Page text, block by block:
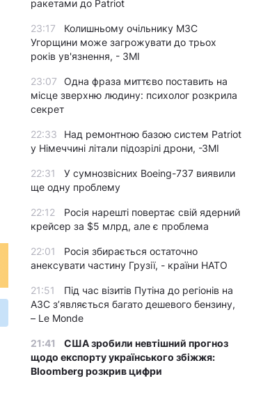
ракетами до Patriot
23:17
Колишньому очільнику МЗС
Угорщини може загрожувати до трьох
років ув'язнення, - ЗМІ
23:07
Одна фраза миттєво поставить на
місце зверхню людину: психолог розкрила
секрет
22:33
Над ремонтною базою систем Patriot
у Німеччині літали підозрілі дрони, -ЗМІ
22:31
У сумнозвісних Boeing-737 виявили
ще одну проблему
22:12
Росія нарешті повертає свій ядерний
крейсер за $5 млрд, але є проблема
22:01
Росія збирається остаточно
анексувати частину Грузії, - країни НАТО
21:51
Під час візитів Путіна до регіонів на
АЗС з’являється багато дешевого бензину,
– Le Monde
21:41
США зробили невтішний прогноз
щодо експорту українського збіжжя:
Bloomberg розкрив цифри